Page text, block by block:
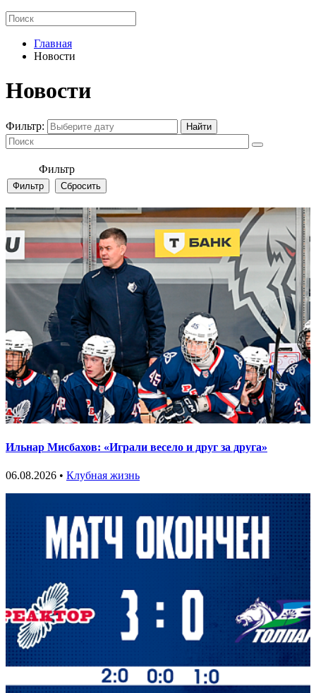
Главная
Новости
Новости
Фильтр:
Фильтр
Ильнар Мисбахов: «Играли весело и друг за друга»
06.08.2026 • Клубная жизнь